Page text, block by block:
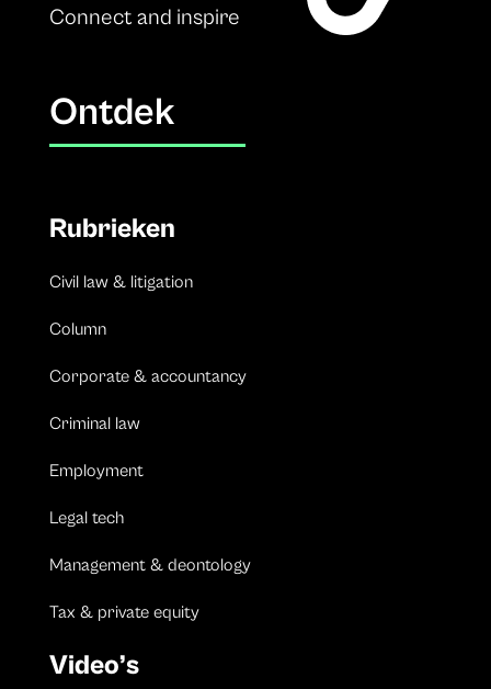
Connect and inspire
Ontdek
Rubrieken
Civil law & litigation
Column
Corporate & accountancy
Criminal law
Employment
Legal tech
Management & deontology
Tax & private equity
Video’s